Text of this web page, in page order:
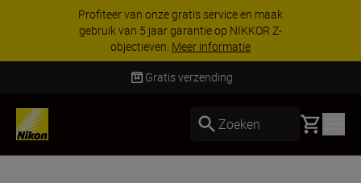
Profiteer van onze gratis service en maak
gebruik van 5 jaar garantie op NIKKOR Z-
objectieven. Meer informatie
Gratis verzending
Zoeken Basket